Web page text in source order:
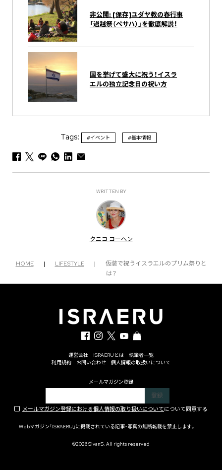
非公開: [保存]ユダヤ教の春行事
「過越祭（ペサハ）」を徹底解説！
国を挙げて盛大に祝う！イスラ
エルの独立記念日の祝い方
Tags: #イベント #基本情報
WRITTEN BY
クニコ コーヘン
HOME | LIFESTYLE |
仮装で祝うイスラエルのプリム祭りと
は？
運営会社 ISRAERUとは
執筆者一覧
利用規約
お問い合わせ 個人情報の取扱いについて
メールマガジン登録
メールマガジン登録における個人情報の取り扱いについてについて同意する
Webマガジン「ISRAERU」に掲載されている記事・写真の無断転載を禁止します。
©2026 SivanS. All rights reserved